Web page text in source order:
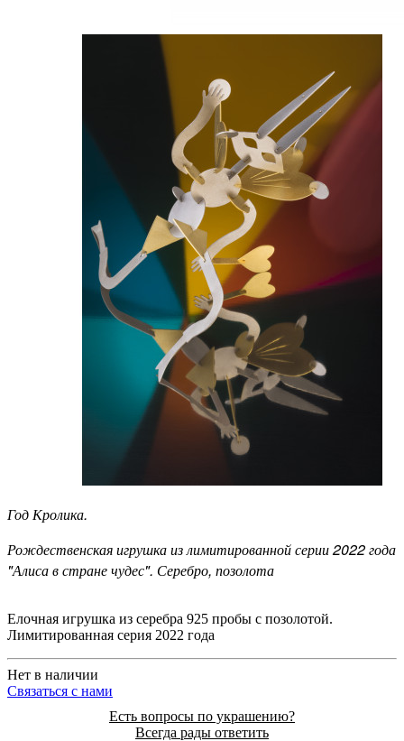
Год Кролика.
Рождественская игрушка из лимитированной серии 2022 года
"Алиса в стране чудес". Серебро, позолота
Елочная игрушка из серебра 925 пробы с позолотой.
Лимитированная серия 2022 года
Нет в наличии
Cвязаться с нами
Есть вопросы по украшению?
Всегда рады ответить